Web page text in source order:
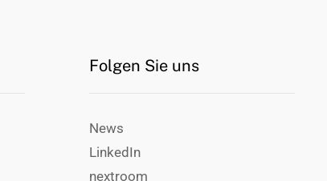
Folgen Sie uns
News
LinkedIn
nextroom